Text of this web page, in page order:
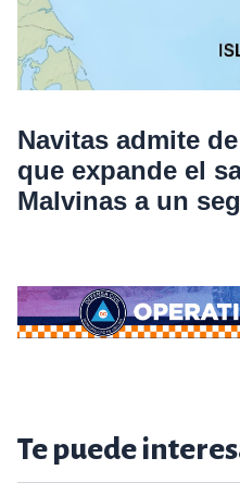
Navitas admite
que expande el
Malvinas a un
Te puede